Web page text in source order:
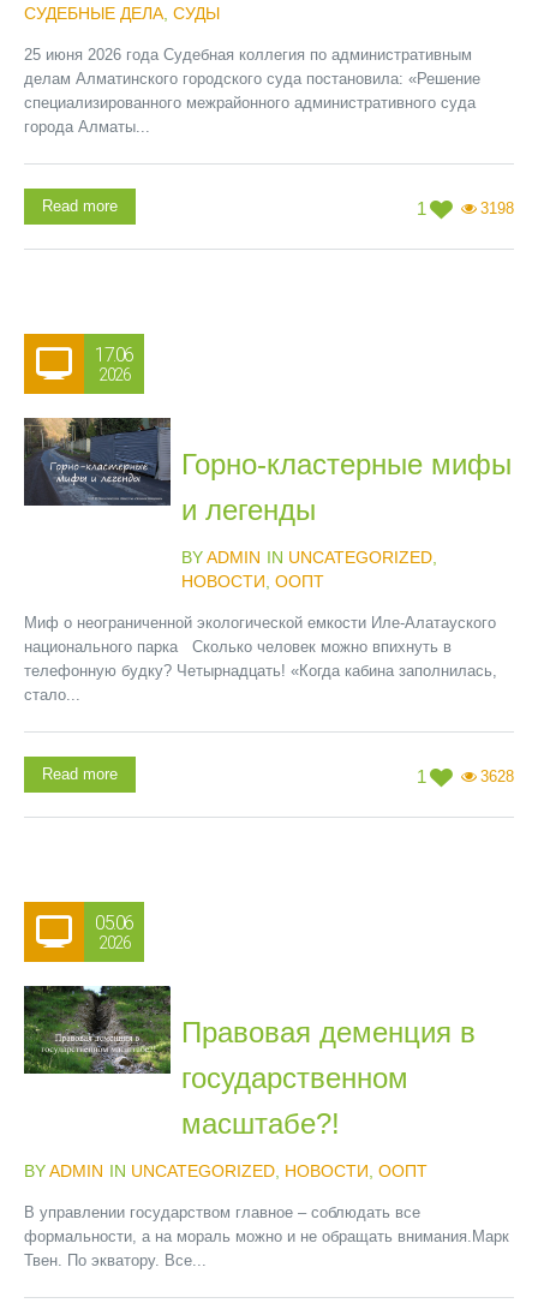
СУДЕБНЫЕ ДЕЛА СУДЫ
25 июня 2026 года Судебная коллегия по административным
делам Алматинского городского суда постановила: «Решение
специализированного межрайонного административного суда
города Алматы...
1 3198
Read more
17.06
2026
Горно-кластерные мифы
и легенды
BYADMIN IN UNCATEGORIZED,
НОВОСТИ ООПТ
Миф о неограниченной экологической емкости Иле-Алатауского
национального парка Сколько человек можно впихнуть в
телефонную будку? Четырнадцать! «Когда кабина заполнилась,
стало...
1 3628
Read more
05.06
2026
Правовая деменция в
государственном
масштабе?!
BYADMIN IN UNCATEGORIZED НОВОСТИ ООПТ
В управлении государством главное – соблюдать все
формальности, а на мораль можно и не обращать внимания.Марк
Твен. По экватору. Все...